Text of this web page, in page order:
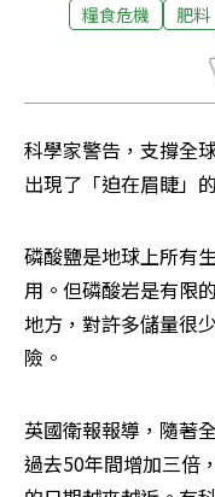
糧食危機 肥料
科學家警告，支撐全
出現了「迫在眉睫」
磷酸鹽是地球上所有
用。但磷酸岩是有限
地方，對許多儲量很
險。
英國衛報報導，隨著
過去50年間增加三倍